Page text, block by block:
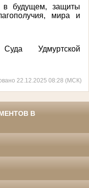
в будущем, защиты
мира и
Удмуртской
22.12.2025 08:28 (МСК)
В